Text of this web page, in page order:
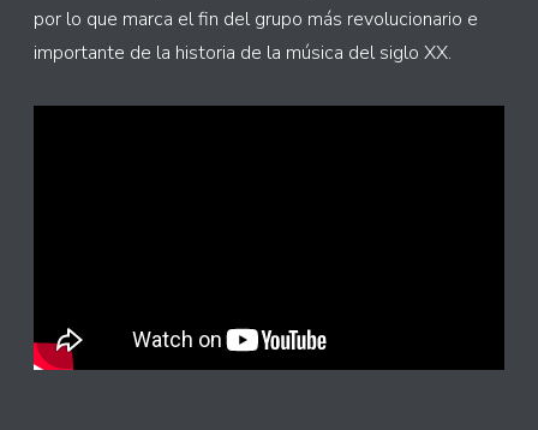
por lo que marca el fin del grupo más revolucionario e
importante de la historia de la música del siglo XX.